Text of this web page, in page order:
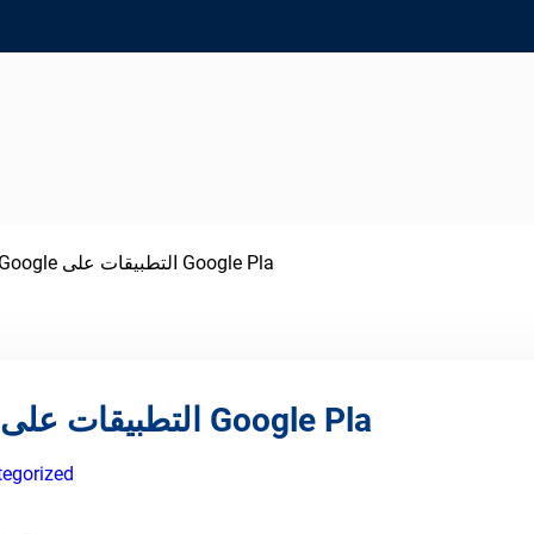
تطبيق الرسائل من Google التطبيقات على Google Pla
تطبيق الرسائل من Google التطبيقات على Google Pla